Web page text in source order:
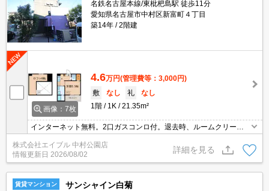
名鉄名古屋本線/東枇杷島駅 徒歩11分
愛知県名古屋市中村区新富町４丁目
築14年
2階建
画像：7枚
4.6万円(管理費等：3,000円)
敷
なし 礼
なし
1階
1K 21.35m²
インターネット無料。2口ガスコンロ付。退去時、ルームクリーニ
家賃1ヶ月)。
株式会社エイブル 中村公園店
情報更新日 2026/08/02
詳細を見る
賃貸マンション サンシャイン白菊